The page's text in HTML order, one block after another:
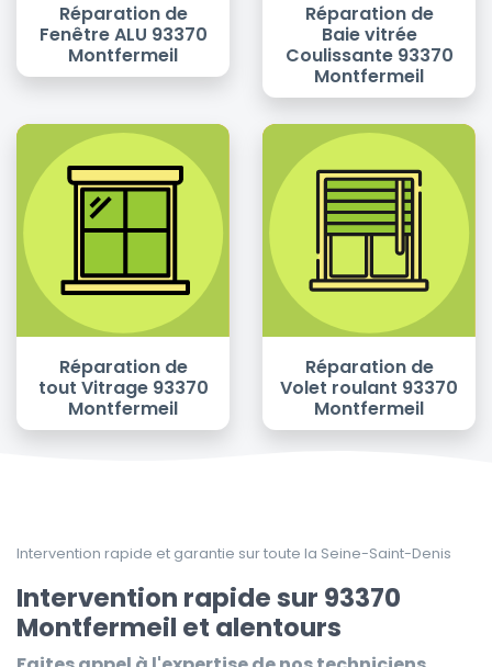
Réparation de
Fenêtre ALU 93370
Montfermeil
Réparation de
Baie vitrée
Coulissante 93370
Montfermeil
Réparation de
tout Vitrage 93370
Montfermeil
Réparation de
Volet roulant 93370
Montfermeil
Intervention rapide et garantie sur toute la Seine-Saint-Denis
Intervention rapide sur 93370
Montfermeil et alentours